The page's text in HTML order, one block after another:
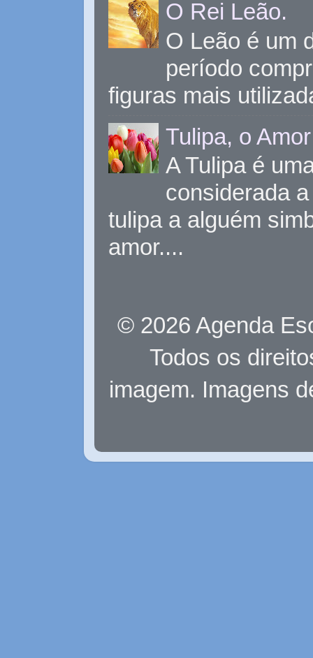
O Rei Leão.
O Leão é um
período
figuras mais
Tulipa, o
A Tulipa é
considerada
tulipa a alguém
amor....
© 2026 Agenda
Todos os
imagem. Imagens